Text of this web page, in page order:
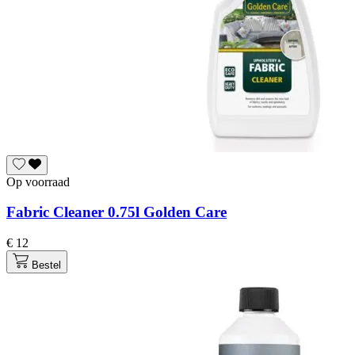
Op voorraad
Fabric Cleaner 0.75l Golden Care
€ 12
Bestel